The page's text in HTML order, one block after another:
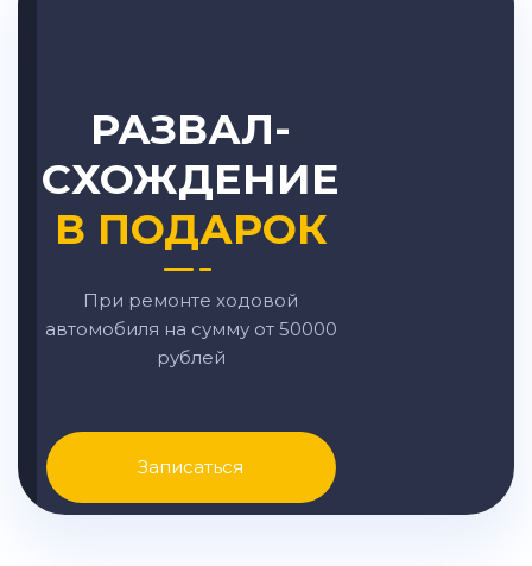
РАЗВАЛ-
СХОЖДЕНИЕ
В ПОДАРОК
При ремонте ходовой
автомобиля на сумму от 50000
рублей
Записаться